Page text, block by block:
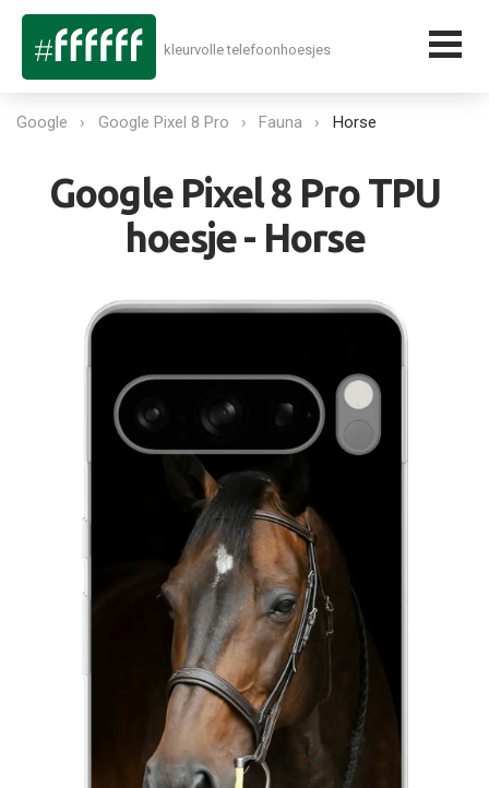
kleurvolle telefoonhoesjes
Google Google Pixel 8 Pro Fauna Horse
Google Pixel 8 Pro TPU
hoesje - Horse